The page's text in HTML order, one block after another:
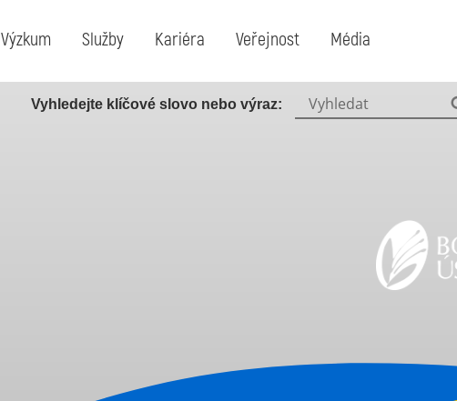
Výzkum Služby Kariéra Veřejnost Média
Vyhledejte klíčové slovo nebo výraz: Vyhledat: